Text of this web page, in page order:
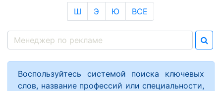
Ш Э Ю ВСЕ
Воспользуйтесь системой поиска ключевых
слов, название профессий или специальности,